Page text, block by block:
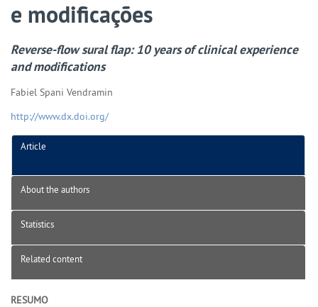
e modificações
Reverse-flow sural flap: 10 years of clinical experience
and modifications
Fabiel Spani Vendramin
http://www.dx.doi.org/
Article
About the authors
Statistics
Related content
RESUMO